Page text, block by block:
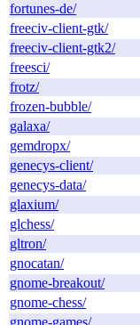
fortunes-de/
freeciv-client-gtk/
freeciv-client-gtk2/
freesci/
frotz/
frozen-bubble/
galaxa/
gemdropx/
genecys-client/
genecys-data/
glaxium/
glchess/
gltron/
gnocatan/
gnome-breakout/
gnome-chess/
gnome-games/